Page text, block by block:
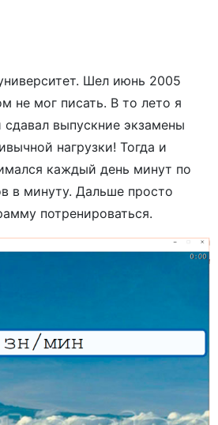
Шел июнь 2005
не мог писать. В то лето я
выпускние экзамены
нагрузки! Тогда и
каждый день минут по
в минуту. Дальше просто
потренироваться.